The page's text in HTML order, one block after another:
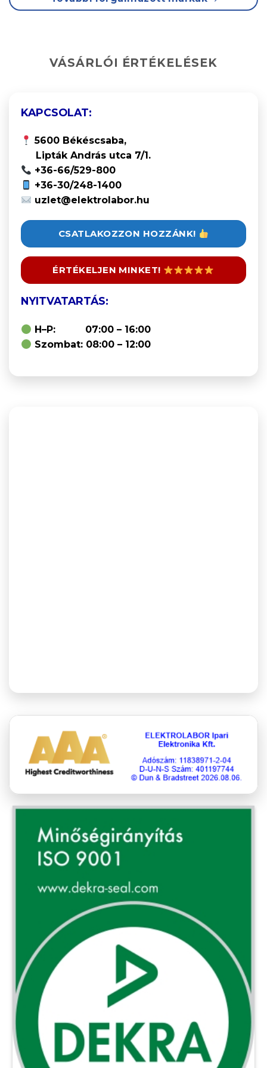
VÁSÁRLÓI ÉRTÉKELÉSEK
KAPCSOLAT:
5600 Békéscsaba,
Lipták András utca 7/1.
+36-66/529-800
+36-30/248-1400
uzlet@elektrolabor.hu
CSATLAKOZZON HOZZÁNK!
ÉRTÉKELJEN MINKET!
NYITVATARTÁS:
H–P: 07:00 – 16:00
Szombat: 08:00 – 12:00